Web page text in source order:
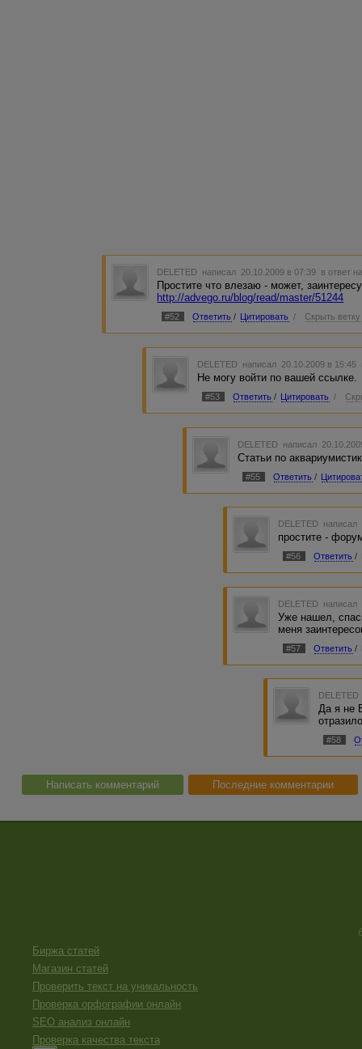
DELETED написал 20.10.2009 в 07:39 в ответ
Простите что влезаю - может,
http://advego.ru/blog/read/master/51244
#52 Ответить / Цитировать / Скрыть ветку
DELETED написал 20.10.2009 в 15:45
Не могу войти по вашей ссылке.
#53 Ответить / Цитировать /
DELETED написал
Статьи по
#55 Ответить /
DELETED
простите -
#56 Ответить /
DELETED
Уже нашел,
меня
#57 Ответить /
DELETED
Да я не
#58
Написать комментарий Последние комментарии
Биржа статей
Магазин статей
Проверить текст на уникальность
Проверка орфографии онлайн
SEO анализ онлайн
Проверка качества текста